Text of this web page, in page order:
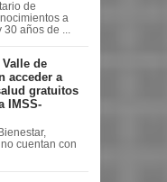
de
a
30 años de ...
Valle de
acceder a
gratuitos
IMSS-
cuentan con